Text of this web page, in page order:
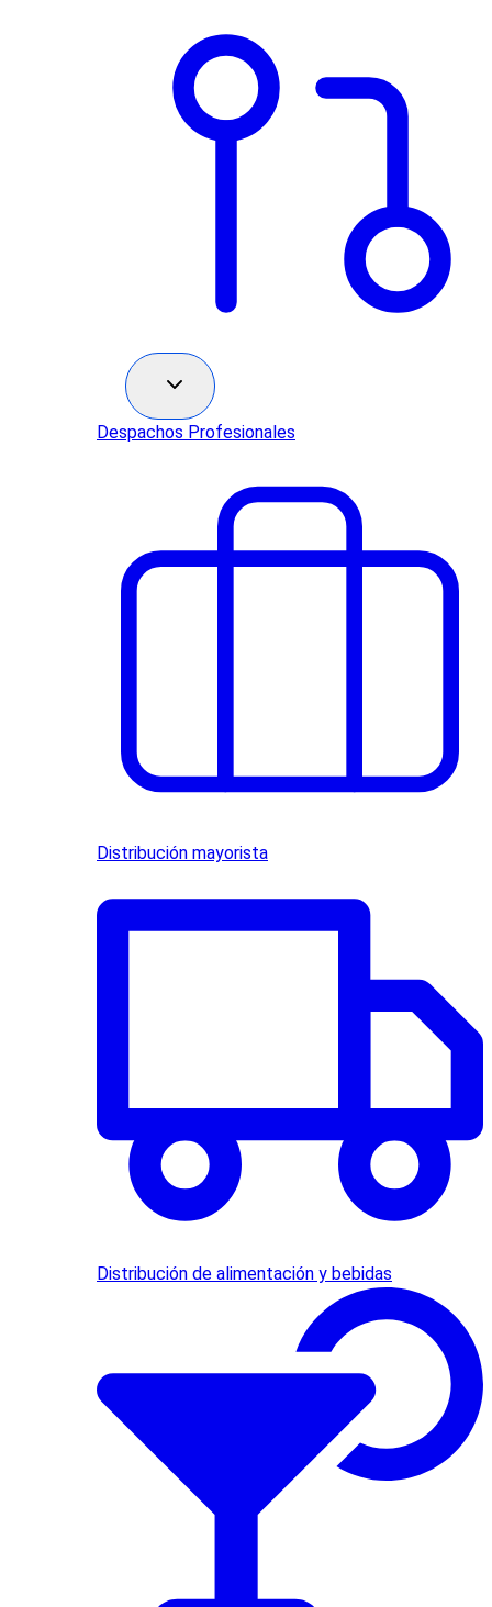
Despachos Profesionales
Distribución mayorista
Distribución de alimentación y bebidas